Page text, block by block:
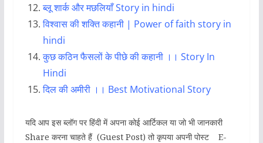
ब्लू शार्क और मछलियाँ Story in hindi
विश्वास की शक्ति कहानी | Power of faith story in
hindi
कुछ कठिन फैसलों के पीछे की कहानी ।। Story In
Hindi
दिल की अमीरी ।। Best Motivational Story
यदि आप इस ब्लॉग पर हिंदी में अपना कोई आर्टिकल या जो भी जानकारी
Share करना चाहते हैं (Guest Post) तो कृपया अपनी पोस्ट E-